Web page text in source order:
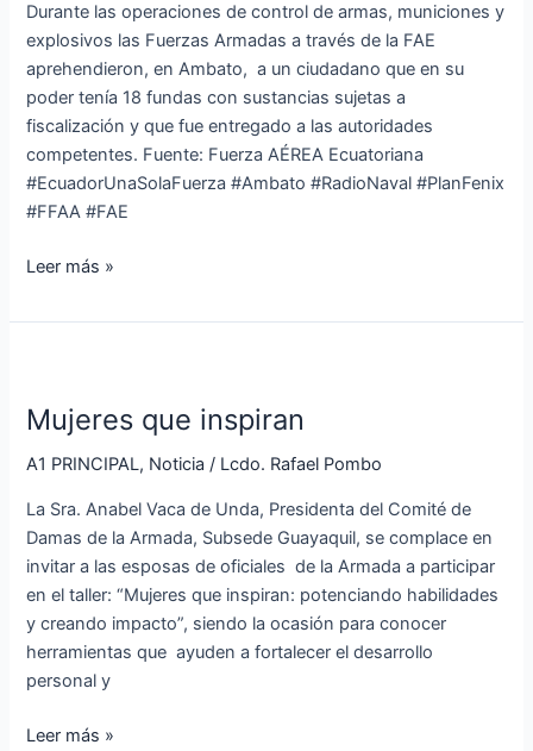
Durante las operaciones de control de armas, municiones y
explosivos las Fuerzas Armadas a través de la FAE
aprehendieron, en Ambato, a un ciudadano que en su
poder tenía 18 fundas con sustancias sujetas a
fiscalización y que fue entregado a las autoridades
competentes. Fuente: Fuerza AÉREA Ecuatoriana
#EcuadorUnaSolaFuerza #Ambato #RadioNaval #PlanFenix
#FFAA #FAE
tenía
18
fundas
con
SCSF
Leer más »
Mujeres que inspiran
A1 PRINCIPAL, Noticia / Lcdo. Rafael Pombo
La Sra. Anabel Vaca de Unda, Presidenta del Comité de
Damas de la Armada, Subsede Guayaquil, se complace en
invitar a las esposas de oficiales de la Armada a participar
en el taller: “Mujeres que inspiran: potenciando habilidades
y creando impacto”, siendo la ocasión para conocer
herramientas que ayuden a fortalecer el desarrollo
personal y
inspiran
Leer más »